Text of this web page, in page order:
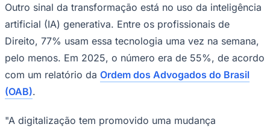
Copa América
Champions League
Premier League
La Liga
Bundesliga
Mundial 2026
Times - Ir direto
Outro sinal da transformação está no uso da inteligência
artificial (IA) generativa. Entre os profissionais de
Direito, 77% usam essa tecnologia uma vez na semana,
pelo menos. Em 2025, o número era de 55%, de acordo
com um relatório da Ordem dos Advogados do Brasil
(OAB).
"A digitalização tem promovido uma mudança